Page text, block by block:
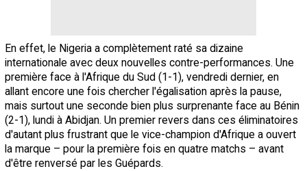
En effet, le Nigeria a complètement raté sa dizaine
internationale avec deux nouvelles contre-performances. Une
première face à l'Afrique du Sud (1-1), vendredi dernier, en
allant encore une fois chercher l'égalisation après la pause,
mais surtout une seconde bien plus surprenante face au Bénin
(2-1), lundi à Abidjan. Un premier revers dans ces éliminatoires
d'autant plus frustrant que le vice-champion d'Afrique a ouvert
la marque – pour la première fois en quatre matchs – avant
d'être renversé par les Guépards.